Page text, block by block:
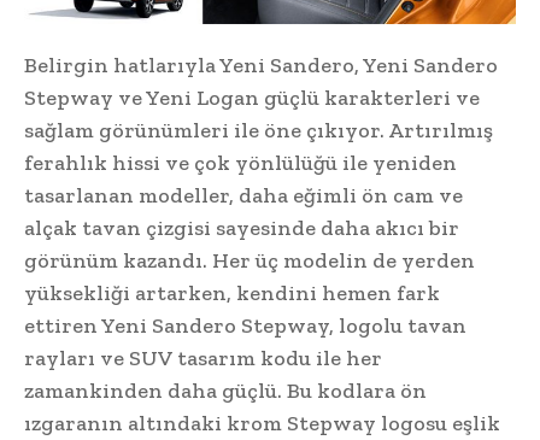
Belirgin hatlarıyla Yeni Sandero, Yeni Sandero
Stepway ve Yeni Logan güçlü karakterleri ve
sağlam görünümleri ile öne çıkıyor. Artırılmış
ferahlık hissi ve çok yönlülüğü ile yeniden
tasarlanan modeller, daha eğimli ön cam ve
alçak tavan çizgisi sayesinde daha akıcı bir
görünüm kazandı. Her üç modelin de yerden
yüksekliği artarken, kendini hemen fark
ettiren Yeni Sandero Stepway, logolu tavan
rayları ve SUV tasarım kodu ile her
zamankinden daha güçlü. Bu kodlara ön
ızgaranın altındaki krom Stepway logosu eşlik